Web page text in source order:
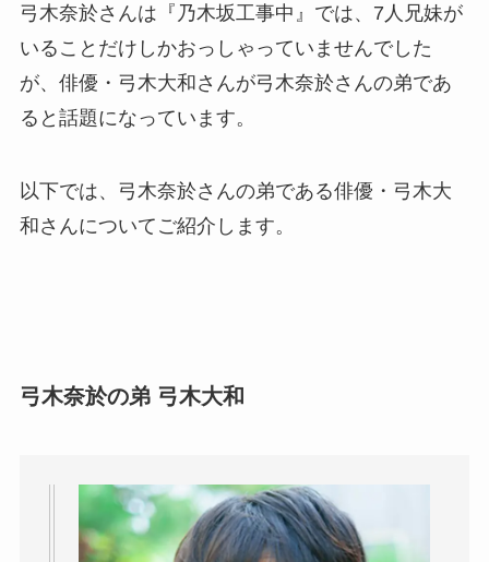
弓木奈於さんは『乃木坂工事中』では、7人兄妹が
いることだけしかおっしゃっていませんでした
が、俳優・弓木大和さんが弓木奈於さんの弟であ
ると話題になっています。
以下では、弓木奈於さんの弟である俳優・弓木大
和さんについてご紹介します。
弓木奈於の弟 弓木大和